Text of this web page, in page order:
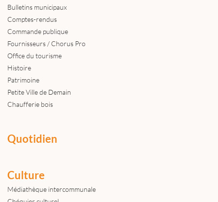
Bulletins municipaux
Comptes-rendus
Commande publique
Fournisseurs / Chorus Pro
Office du tourisme
Histoire
Patrimoine
Petite Ville de Demain
Chaufferie bois
Quotidien
Culture
Médiathèque intercommunale